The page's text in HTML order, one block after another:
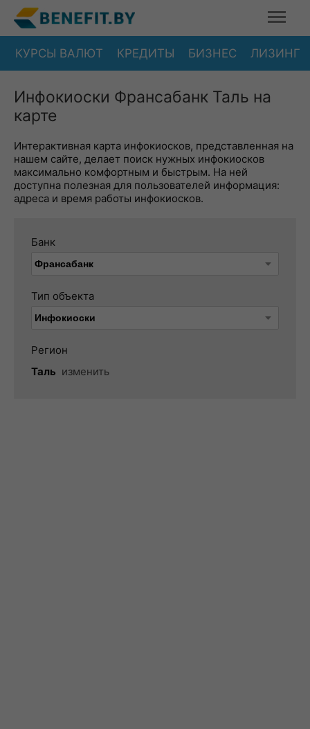
КУРСЫ ВАЛЮТ КРЕДИТЫ БИЗНЕС ЛИЗИНГ
Инфокиоски Франсабанк Таль на
карте
Интерактивная карта инфокиосков, представленная на
нашем сайте, делает поиск нужных инфокиосков
максимально комфортным и быстрым. На ней
доступна полезная для пользователей информация:
адреса и время работы инфокиосков.
Банк
Тип объекта
Регион
Таль изменить